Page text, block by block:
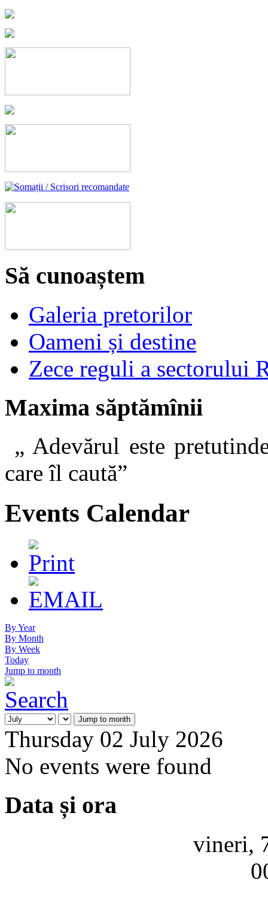
Să cunoaștem
Galeria pretorilor
Oameni și destine
Zece reguli a sectorului
Maxima săptămînii
„ Adevărul este
care îl
Events Calendar
By Year
By Month
By Week
Today
Jump to month
Jump to month
Thursday 02 July 2026
No events were found
Data și ora
vineri,